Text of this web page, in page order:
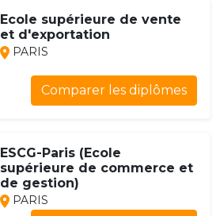
Ecole supérieure de vente
et d'exportation
PARIS
Comparer les diplômes
ESCG-Paris (Ecole
supérieure de commerce et
de gestion)
PARIS